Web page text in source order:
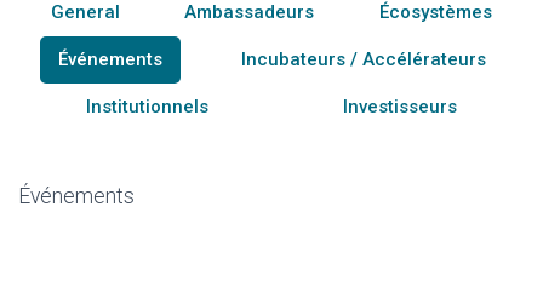
importantes"
Antoine, ESCP Blue factory
"Vision globale et rythme adapté, sujet
General Ambassadeurs Écosystèmes
Événements Incubateurs / Accélérateurs
Institutionnels Investisseurs
Événements